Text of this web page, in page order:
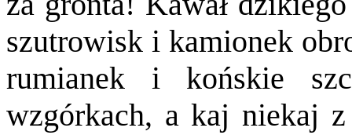
szutrowisk i kamionek
rumianek i końskie
wzgórkach, a kaj niekaj z